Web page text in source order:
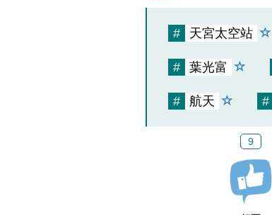
# 天宮太空站
# 葉光富
# 航天 #
9